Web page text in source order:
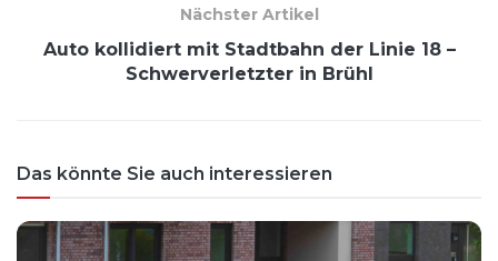
Nächster Artikel
Auto kollidiert mit Stadtbahn der Linie 18 –
Schwerverletzter in Brühl
Das könnte Sie auch interessieren